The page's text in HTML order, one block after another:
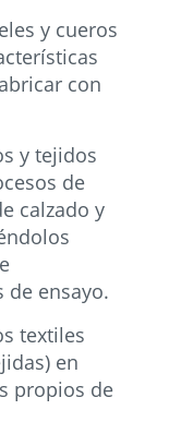
y cueros
con
y tejidos
de
calzado y
ensayo.
textiles
en
propios de